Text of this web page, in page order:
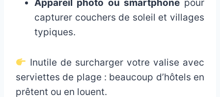
Appareil photo ou smartphonepour
capturer couchers de soleil et villages
typiques.
Inutile de surcharger votre valise avec
serviettes de plage : beaucoup d’hôtels en
prêtent ou en louent.